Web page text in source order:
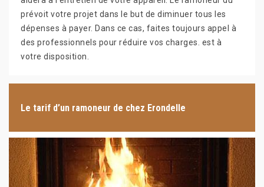
prévoit votre projet dans le but de diminuer tous les
dépenses à payer. Dans ce cas, faites toujours appel à
des professionnels pour réduire vos charges. est à
votre disposition.
Le tarif d’un ramoneur de chez Erondelle